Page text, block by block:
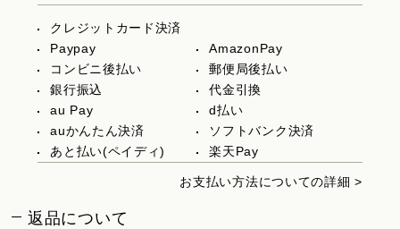
クレジットカード決済
Paypay
AmazonPay
コンビニ後払い
郵便局後払い
銀行振込
代金引換
au Pay
d払い
auかんたん決済
ソフトバンク決済
あと払い(ペイディ)
楽天Pay
お支払い方法についての詳細 >
返品について